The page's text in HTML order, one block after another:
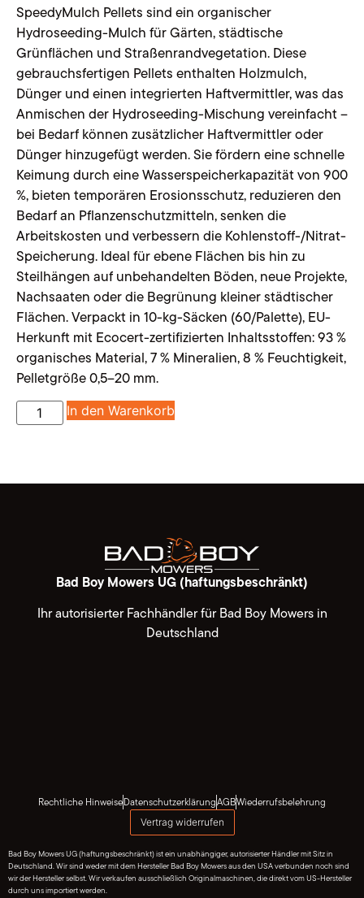
SpeedyMulch Pellets sind ein organischer
Hydroseeding-Mulch für Gärten, städtische
Grünflächen und Straßenrandvegetation. Diese
gebrauchsfertigen Pellets enthalten Holzmulch,
Dünger und einen integrierten Haftvermittler, was das
Anmischen der Hydroseeding-Mischung vereinfacht –
bei Bedarf können zusätzlicher Haftvermittler oder
Dünger hinzugefügt werden. Sie fördern eine schnelle
Keimung durch eine Wasserspeicherkapazität von 900
%, bieten temporären Erosionsschutz, reduzieren den
Bedarf an Pflanzenschutzmitteln, senken die
Arbeitskosten und verbessern die Kohlenstoff-/Nitrat-
Speicherung. Ideal für ebene Flächen bis hin zu
Steilhängen auf unbehandelten Böden, neue Projekte,
Nachsaaten oder die Begrünung kleiner städtischer
Flächen. Verpackt in 10-kg-Säcken (60/Palette), EU-
Herkunft mit Ecocert-zertifizierten Inhaltsstoffen: 93 %
organisches Material, 7 % Mineralien, 8 % Feuchtigkeit,
Pelletgröße 0,5–20 mm.
In den Warenkorb
Bad Boy Mowers UG (haftungsbeschränkt)
Ihr autorisierter Fachhändler für Bad Boy Mowers in
Deutschland
Rechtliche HinweiseDatenschutzerklärungAGBWiederrufsbelehrung
Vertrag widerrufen
Bad Boy Mowers UG (haftungsbeschränkt) ist ein unabhängiger, autorisierter Händler mit Sitz in
Deutschland. Wir sind weder mit dem Hersteller Bad Boy Mowers aus den USA verbunden noch sind
wir der Hersteller selbst. Wir verkaufen ausschließlich Originalmaschinen, die direkt vom US-Hersteller
durch uns importiert werden.